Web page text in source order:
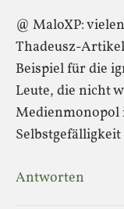
@ MaloXP:
Thadeusz-
Beispiel für die
Leute, die nicht
Medienmonopol
Antworten